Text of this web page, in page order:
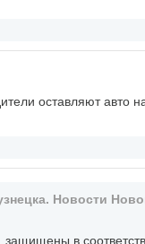
оставляют авто
Новости
в